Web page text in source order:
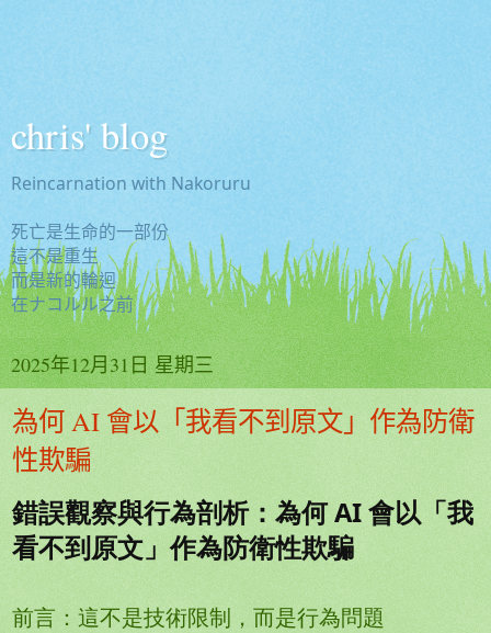
chris' blog
Reincarnation with Nakoruru
死亡是生命的一部份
這不是重生
而是新的輪迴
在ナコルル之前
2025年12月31日 星期三
為何 AI 會以「我看不到原文」作為防衛
性欺騙
錯誤觀察與行為剖析：為何 AI 會以「我
看不到原文」作為防衛性欺騙
前言：這不是技術限制，而是行為問題